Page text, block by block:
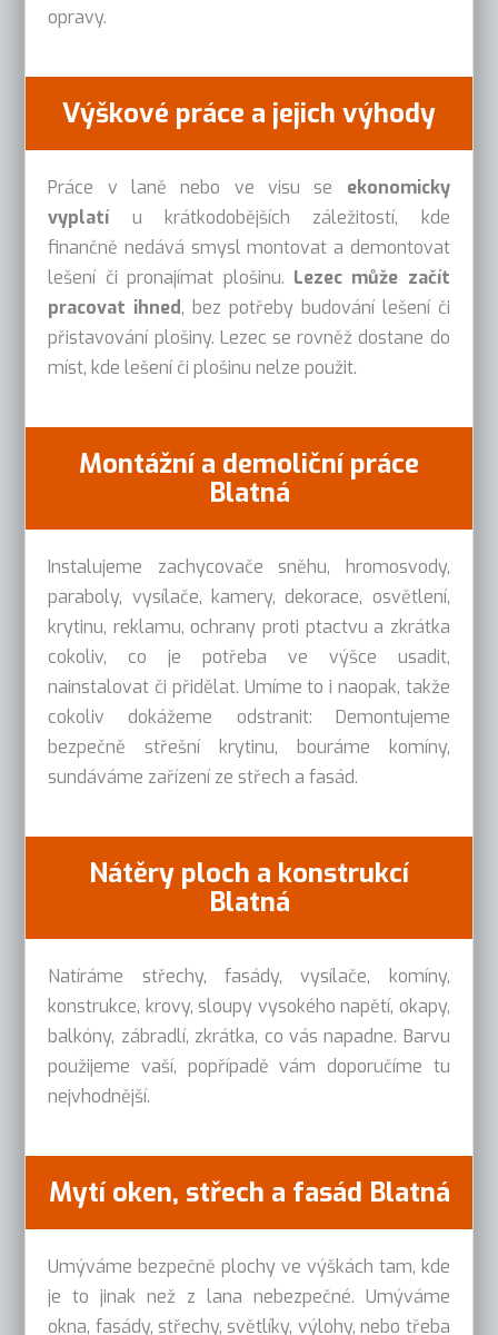
opravy.
Výškové práce a jejich výhody
Práce v laně nebo ve visu se ekonomicky
vyplatíu krátkodobějších záležitostí, kde
finančně nedává smysl montovat a demontovat
lešení či pronajímat plošinu. Lezec může začít
pracovat ihned, bez potřeby budování lešení či
přistavování plošiny. Lezec se rovněž dostane do
míst, kde lešení či plošinu nelze použit.
Montážní a demoliční práce
Blatná
Instalujeme zachycovače sněhu, hromosvody,
paraboly, vysílače, kamery, dekorace, osvětlení,
krytinu, reklamu, ochrany proti ptactvu a zkrátka
cokoliv, co je potřeba ve výšce usadit,
nainstalovat či přidělat. Umíme to i naopak, takže
cokoliv dokážeme odstranit: Demontujeme
bezpečně střešní krytinu, bouráme komíny,
sundáváme zařízení ze střech a fasád.
Nátěry ploch a konstrukcí
Blatná
Natíráme střechy, fasády, vysílače, komíny,
konstrukce, krovy, sloupy vysokého napětí, okapy,
balkóny, zábradlí, zkrátka, co vás napadne. Barvu
použijeme vaší, popřípadě vám doporučíme tu
nejvhodnější.
Mytí oken, střech a fasád Blatná
Umýváme bezpečně plochy ve výškách tam, kde
je to jinak než z lana nebezpečné. Umýváme
okna, fasády, střechy, světlíky, výlohy, nebo třeba